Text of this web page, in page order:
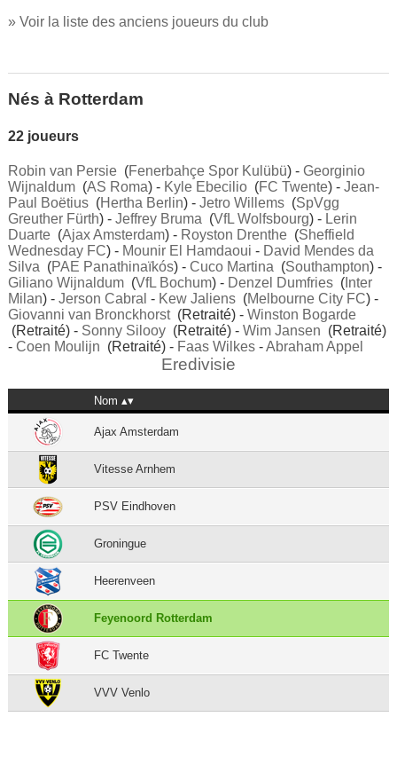
» Voir la liste des anciens joueurs du club
Nés à Rotterdam
22 joueurs
Robin van Persie(Fenerbahçe Spor Kulübü) - Georginio
Wijnaldum(AS Roma) - Kyle Ebecilio(FC Twente) - Jean-
Paul Boëtius(Hertha Berlin) - Jetro Willems(SpVgg
Greuther Fürth) - Jeffrey Bruma (VfL Wolfsbourg) - Lerin
Duarte(Ajax Amsterdam) - Royston Drenthe(Sheffield
Wednesday FC) - Mounir El Hamdaoui - David Mendes da
Silva (PAE Panathinaïkós) - Cuco Martina (Southampton) -
Giliano Wijnaldum(VfL Bochum) - Denzel Dumfries(Inter
Milan) - Jerson Cabral - Kew Jaliens(Melbourne City FC) -
Giovanni van Bronckhorst(Retraité) - Winston Bogarde
(Retraité) - Sonny Silooy(Retraité) - Wim Jansen (Retraité)
- Coen Moulijn (Retraité) - Faas Wilkes-Abraham Appel
Eredivisie
Nom
Ajax Amsterdam
Vitesse Arnhem
PSV Eindhoven
Groningue
Heerenveen
Feyenoord Rotterdam
FC Twente
VVV Venlo